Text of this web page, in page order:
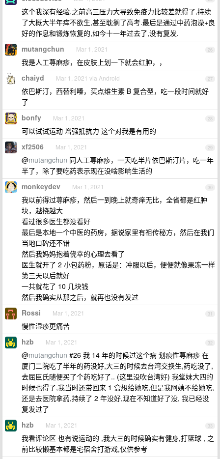
这个我深有经验,之前高三压力大导致免疫力比较差就得了,持续
了大概大半年痒不欲生,甚至耽搁了高考.最后是通过中药泡澡+良
好的作息和锻炼恢复的,如今十一年过去了,没有复发.
26
mutangchun Mar 1, 2021
我是人工荨麻疹，在皮肤上划一下就会红肿，，
27
chaiyd Mar 1, 2021 via Android
依巴斯汀，西替利嗪，买点维生素 B 复合型，吃一段时间就好
了
28
bonfy Mar 1, 2021
可以试试运动 增强抵抗力 这个对我是有用的
29
xf2506 Mar 1, 2021
@mutangchun 同人工荨麻疹，一天吃半片依巴斯汀片，吃一年
半了，除了要吃药表示现在没啥影响生活的
30
monkeydev Mar 1, 2021
我以前得过荨麻疹，然后一到晚上就奇痒无比，全省都是红肿
块，越挠越大
看过很多医生都没看好
最后是本地一个中医的药房，据说家里有祖传秘方，然后在我们
当地口碑还不错
然后我妈妈抱着侥幸的心理去看了
医生就开了 2 小包药粉，原话是：冲服以后，便便就像果冻一样
第三天以后就好
一共就花了 10 几块钱
然后我确实从那之后，就再也没有发过
31
Rossi Mar 1, 2021
慢性湿疹更痛苦
32
hzb Mar 1, 2021
@mutangchun #26 我 14 年的时候过这个病 划痕性荨麻疹 在
厦门二院吃了半年的药没好,大三的时候去台湾交换生,药吃没了,
去屈臣氏随便买了个药吃好了.. (这里没吹台湾好) 我堂妹大四的
时候也得了,我当时还带回来 1 盒想给她吃,但是我阿姨不给她吃,
还是去医院拿药,持续了 2 年没好,现在不知道好了没, 我已经没
复发过了
33
hzb Mar 1, 2021
我看评论区 也有说运动的 ,我大三的时候确实有健身,打篮球 , 之
前比较懒基本都是宅宿舍打游戏,仅供参考